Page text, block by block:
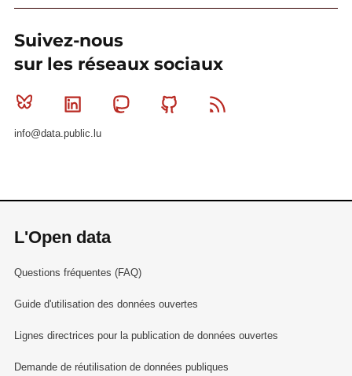
Suivez-nous
sur les réseaux sociaux
Bluesky Linkedin MastodonGithub
info@data.public.lu
L'Open data
Questions fréquentes (FAQ)
Guide d'utilisation des données ouvertes
Lignes directrices pour la publication de données ouvertes
Demande de réutilisation de données publiques